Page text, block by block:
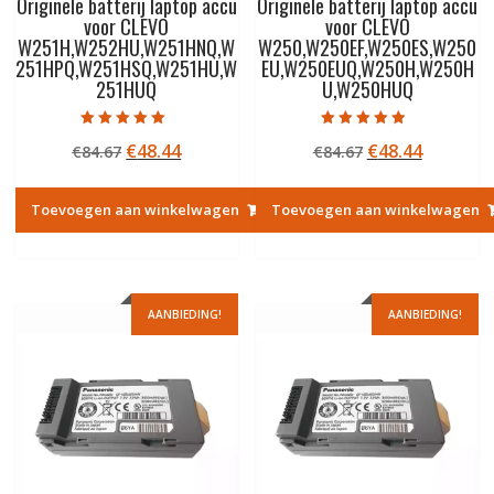
voor CLEVO
W251H,W252HU,W251HNQ,W
251HPQ,W251HSQ,W251HU,W
251HUQ
5.00
uit 5
€84.67 Oorspronkelijke
was:
€84.67.
€48.44Huidige
is:
€48.44.
Toevoegen aan winkelwagen
voor CLEVO
W250,W250EF,W250ES,W250
EU,W250EUQ,W250H,W250H
U,W250HUQ
4.50
uit 5
€84.67
was:
€84.67.
€48.44Huidige
is:
€48.44.
Toevoegen aan winkelwagen
AANBIEDING! AANBIEDING!